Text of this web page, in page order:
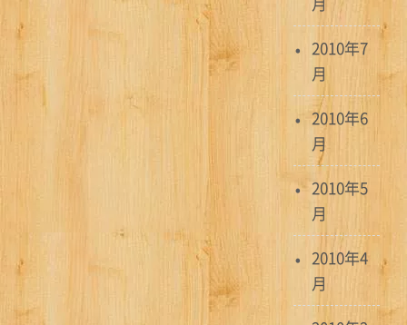
2010年7
月
2010年6
月
2010年5
月
2010年4
月